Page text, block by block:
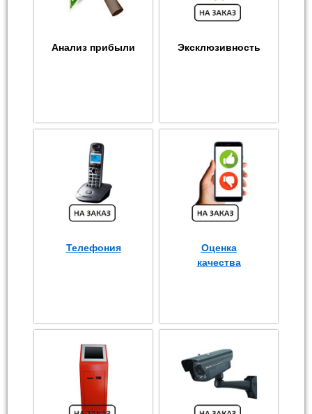
Анализ прибыли Эксклюзивность
Телефония
Оценка
качества